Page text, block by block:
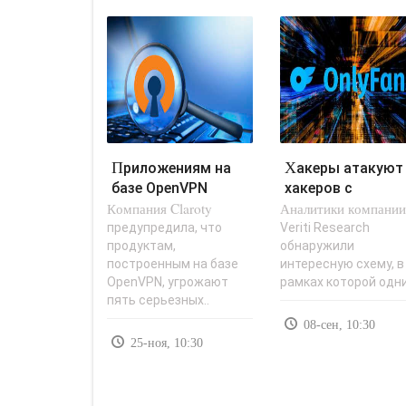
Приложениям на
базе OpenVPN
угрожают
серьезные
уязвимости -..
Компания Claroty
предупредила, что
продуктам,
построенным на базе
OpenVPN, угрожают
пять серьезных..
25-ноя, 10:30
Хакеры атакуют
хакеров с
помощью
инструмента для
угона..
Аналитики компании
Veriti Research
обнаружили
интересную схему, в
рамках которой
08-сен, 10:30